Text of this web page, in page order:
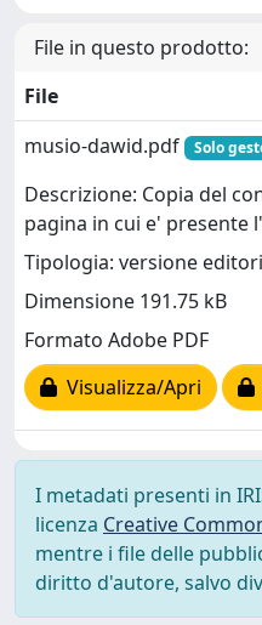
File in questo prodotto:
File
musio-dawid.pdf
Solo
Descrizione: Copia del
pagina in cui e' presente
Tipologia: versione
Dimensione 191.75 kB
Formato Adobe PDF
Visualizza/Apri
I metadati presenti in
licenza Creative
mentre i file delle
diritto d'autore, salvo